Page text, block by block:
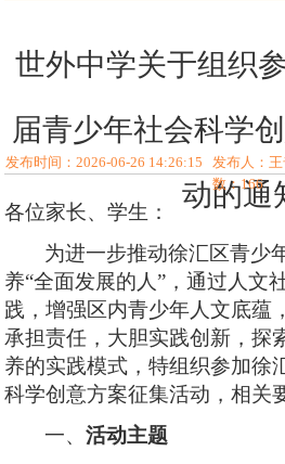
世外中学关于组织
届青少年社会科学
动的通
发布时间：2026-06-26 14:26:15 发布人：
数：166
各位家长、学生 ：
为进一步推动徐汇区青少
养“全面发展的人”，通过人文
践，增强区内青少年人文底蕴
承担责任，大胆实践创新，探
养的实践模式，特组织参加徐
科学创意方案征集活动，相关
一、活动主题